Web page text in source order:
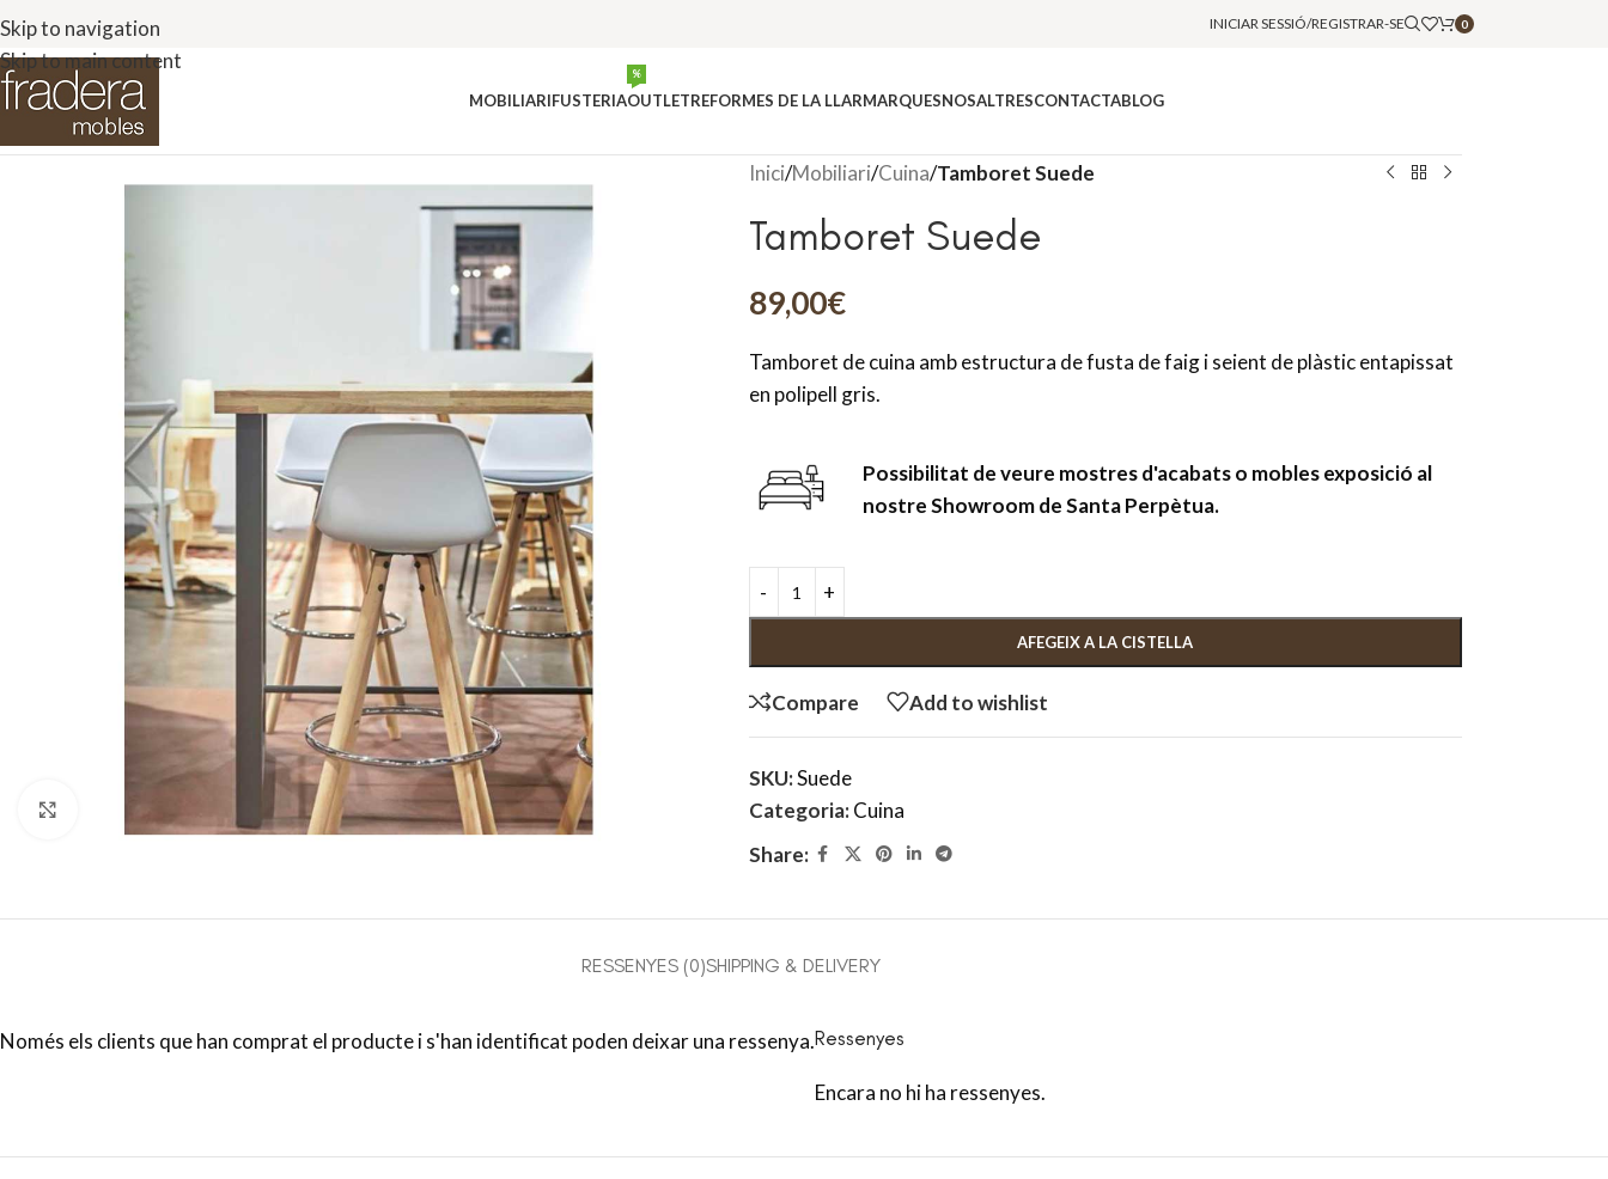
Skip to navigation
Skip to main content
INICIAR SESSIÓ/REGISTRAR-SE 0
MOBILIARIFUSTERIAOUTLET
%
REFORMES DE LA LLARMARQUESNOSALTRESCONTACTABLOG
Inici/Mobiliari/Cuina/Tamboret Suede
Tamboret Suede
89,00€
Tamboret de cuina amb estructura de fusta de faig i seient de plàstic entapissat
en polipell gris.
Possibilitat de veure mostres d'acabats o mobles exposició al
nostre Showroom de Santa Perpètua.
AFEGEIX A LA CISTELLA
Compare Add to wishlist
SKU:Suede
Categoria:Cuina
Share:
RESSENYES (0)SHIPPING & DELIVERY
Ressenyes
Encara no hi ha ressenyes.
Només els clients que han comprat el producte i s'han identificat poden deixar una ressenya.